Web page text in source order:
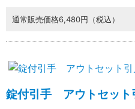
通常販売価格6,480円（税込）
錠付引手 アウトセッ